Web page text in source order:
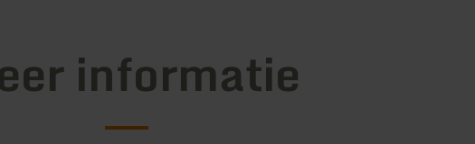
informatie